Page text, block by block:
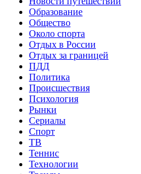
Образование
Общество
Около спорта
Отдых в России
Отдых за границей
ПДД
Политика
Происшествия
Психология
Рынки
Сериалы
Спорт
ТВ
Теннис
Технологии